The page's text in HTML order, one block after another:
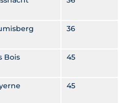
36
Bois 45
45